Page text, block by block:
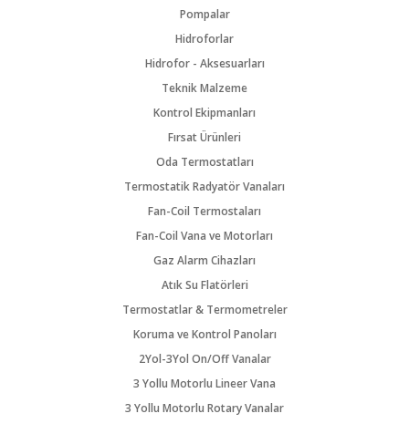
Pompalar
Hidroforlar
Hidrofor - Aksesuarları
Teknik Malzeme
Kontrol Ekipmanları
Fırsat Ürünleri
Oda Termostatları
Termostatik Radyatör Vanaları
Fan-Coil Termostaları
Fan-Coil Vana ve Motorları
Gaz Alarm Cihazları
Atık Su Flatörleri
Termostatlar & Termometreler
Koruma ve Kontrol Panoları
2Yol-3Yol On/Off Vanalar
3 Yollu Motorlu Lineer Vana
3 Yollu Motorlu Rotary Vanalar